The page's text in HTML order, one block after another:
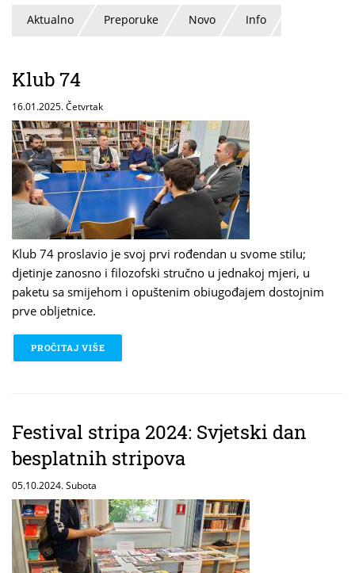
Aktualno Preporuke Novo Info
Klub 74
16.01.2025. Četvrtak
Klub 74 proslavio je svoj prvi rođendan u svome stilu;
djetinje zanosno i filozofski stručno u jednakoj mjeri, u
paketu sa smijehom i opuštenim obiugođajem dostojnim
prve obljetnice.
PROČITAJ VIŠE
Festival stripa 2024: Svjetski dan
besplatnih stripova
05.10.2024. Subota